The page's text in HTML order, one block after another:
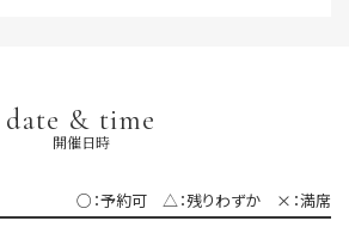
date & time
開催日時
○：予約可 △：残りわずか ×：満席